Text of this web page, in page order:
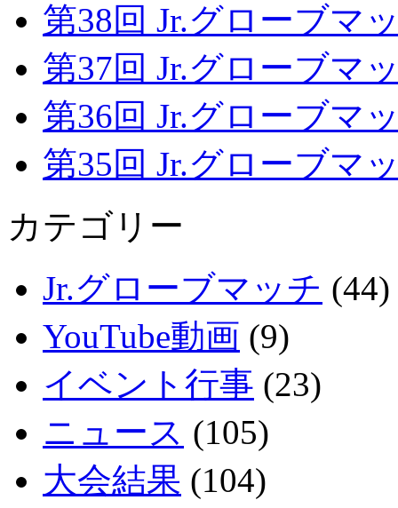
第38回 Jr.グローブマ
第37回 Jr.グローブマ
第36回 Jr.グローブマ
第35回 Jr.グローブマ
カテゴリー
Jr.グローブマッチ (44)
YouTube動画 (9)
イベント行事 (23)
ニュース (105)
大会結果 (104)